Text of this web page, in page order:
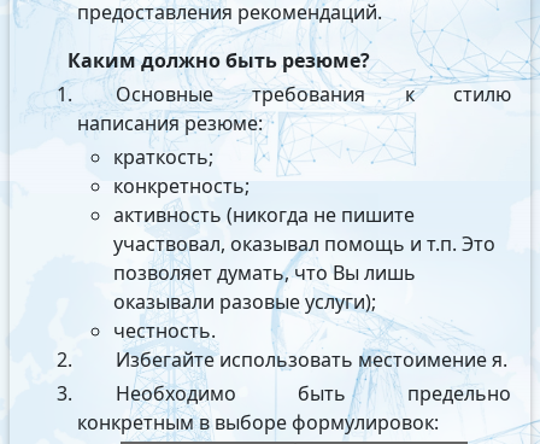
предоставления рекомендаций.
Каким должно быть резюме?
Основные требования к стилю
написания резюме:
краткость;
конкретность;
активность (никогда не пишите
участвовал, оказывал помощь и т.п. Это
позволяет думать, что Вы лишь
оказывали разовые услуги);
честность.
Избегайте использовать местоимение я.
Необходимо быть предельно
конкретным в выборе формулировок: